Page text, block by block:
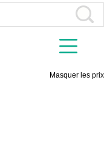
Masquer les prix